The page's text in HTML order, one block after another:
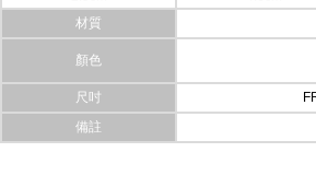
材質
顏色
尺吋
備註